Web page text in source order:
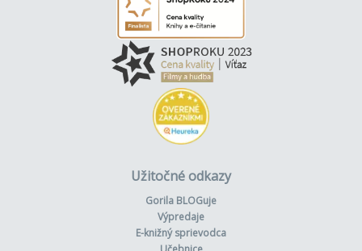
Užitočné odkazy
Gorila BLOGuje
Výpredaje
E-knižný sprievodca